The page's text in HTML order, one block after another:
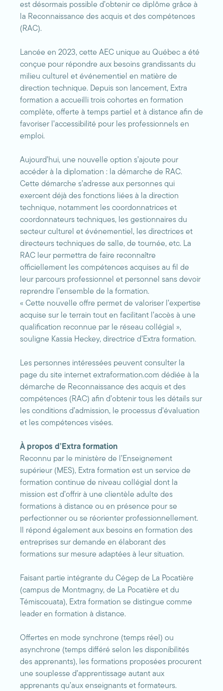
est désormais possible d’obtenir ce diplôme grâce à
la Reconnaissance des acquis et des compétences
(RAC).
Lancée en 2023, cette AEC unique au Québec a été
conçue pour répondre aux besoins grandissants du
milieu culturel et événementiel en matière de
direction technique. Depuis son lancement, Extra
formation a accueilli trois cohortes en formation
complète, offerte à temps partiel et à distance afin de
favoriser l’accessibilité pour les professionnels en
emploi.
Aujourd’hui, une nouvelle option s’ajoute pour
accéder à la diplomation : la démarche de RAC.
Cette démarche s’adresse aux personnes qui
exercent déjà des fonctions liées à la direction
technique, notamment les coordonnatrices et
coordonnateurs techniques, les gestionnaires du
secteur culturel et événementiel, les directrices et
directeurs techniques de salle, de tournée, etc. La
RAC leur permettra de faire reconnaître
officiellement les compétences acquises au fil de
leur parcours professionnel et personnel sans devoir
reprendre l’ensemble de la formation.
« Cette nouvelle offre permet de valoriser l’expertise
acquise sur le terrain tout en facilitant l’accès à une
qualification reconnue par le réseau collégial »,
souligne Kassia Heckey, directrice d’Extra formation.
Les personnes intéressées peuvent consulter la
page du site internet extraformation.com dédiée à la
démarche de Reconnaissance des acquis et des
compétences (RAC) afin d’obtenir tous les détails sur
les conditions d’admission, le processus d’évaluation
et les compétences visées.
À propos d’Extra formation
Reconnu par le ministère de l’Enseignement
supérieur (MES), Extra formation est un service de
formation continue de niveau collégial dont la
mission est d’offrir à une clientèle adulte des
formations à distance ou en présence pour se
perfectionner ou se réorienter professionnellement.
Il répond également aux besoins en formation des
entreprises sur demande en élaborant des
formations sur mesure adaptées à leur situation.
Faisant partie intégrante du Cégep de La Pocatière
(campus de Montmagny, de La Pocatière et du
Témiscouata), Extra formation se distingue comme
leader en formation à distance.
Offertes en mode synchrone (temps réel) ou
asynchrone (temps différé selon les disponibilités
des apprenants), les formations proposées procurent
une souplesse d’apprentissage autant aux
apprenants qu’aux enseignants et formateurs.